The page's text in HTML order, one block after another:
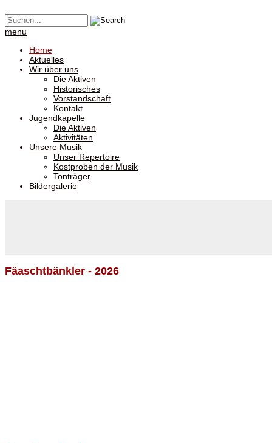
menu
Home
Aktuelles
Wir über uns
Die Aktiven
Historisches
Vorstandschaft
Kontakt
Jugendkapelle
Die Aktiven
Aktivitäten
Unsere Musik
Unser Repertoire
Kostproben der Musik
Tonträger
Bildergalerie
Fäaschtbänkler - 2026